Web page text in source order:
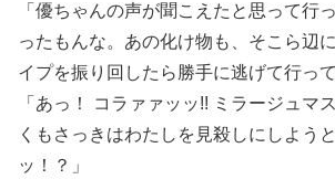
「優ちゃんの声が聞こえたと思って行
ったもんな。あの化け物も、そこら辺
イプを振り回したら勝手に逃げて行っ
「あっ！ コラァァッッ!! ミラージュマ
くもさっきはわたしを見殺しにしよう
ッ！？」